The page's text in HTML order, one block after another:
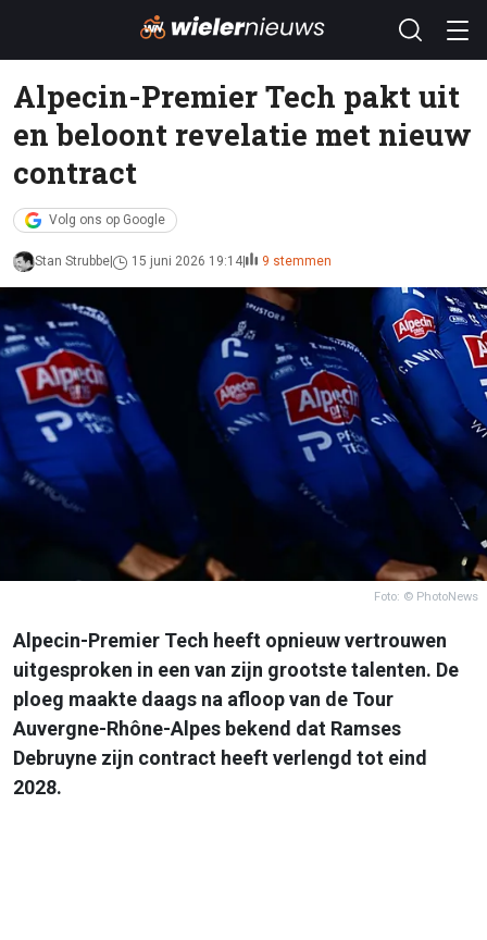
Alpecin-Premier Tech pakt uit
en beloont revelatie met nieuw
contract
Volg ons op Google
Stan Strubbe 15 juni 2026 19:14 9 stemmen
Foto: © PhotoNews
Alpecin-Premier Tech heeft opnieuw vertrouwen
uitgesproken in een van zijn grootste talenten. De
ploeg maakte daags na afloop van de Tour
Auvergne-Rhône-Alpes bekend dat Ramses
Debruyne zijn contract heeft verlengd tot eind
2028.